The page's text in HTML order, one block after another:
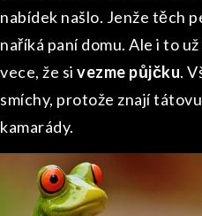
nabídek našlo. Jenže těch
naříká paní domu. Ale i to
vece, že si vezme půjčku.
smíchy, protože znají
kamarády.